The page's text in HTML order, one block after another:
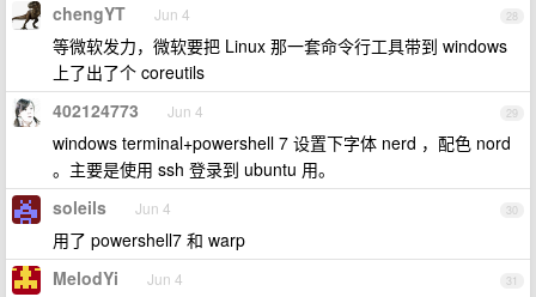
28
chengYT Jun 4
等微软发力，微软要把 Linux 那一套命令行工具带到 windows
上了出了个 coreutils
29
402124773 Jun 4
windows terminal+powershell 7 设置下字体 nerd ，配色 nord
。主要是使用 ssh 登录到 ubuntu 用。
30
soleils Jun 4
用了 powershell7 和 warp
31
MelodYi Jun 4